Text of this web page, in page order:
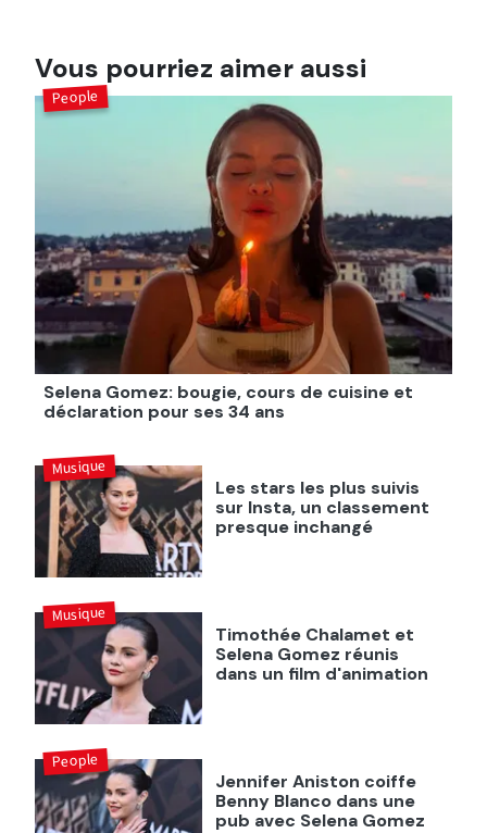
Vous pourriez aimer aussi
Selena Gomez: bougie, cours de cuisine et
déclaration pour ses 34 ans
People
Les stars les plus suivis
sur Insta, un classement
presque inchangé
Musique
Timothée Chalamet et
Selena Gomez réunis
dans un film d'animation
Musique
Jennifer Aniston coiffe
Benny Blanco dans une
pub avec Selena Gomez
People